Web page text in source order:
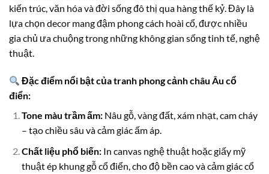
kiến trúc, văn hóa và đời sống đô thị qua hàng thế kỷ. Đây là
lựa chọn decor mang đậm phong cách hoài cổ, được nhiều
gia chủ ưa chuộng trong những không gian sống tinh tế, nghệ
thuật.
Đặc điểm nổi bật của tranh phong cảnh châu Âu cổ
điển:
Tone màu trầm ấm:Nâu gỗ, vàng đất, xám nhạt, cam cháy
– tạo chiều sâu và cảm giác ấm áp.
Chất liệu phổ biến:In canvas nghệ thuật hoặc giấy mỹ
thuật ép khung gỗ cổ điển, cho độ bền cao và cảm giác cổ